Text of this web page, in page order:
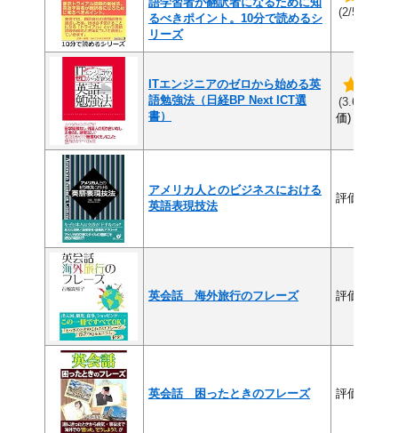
るべきポイント。10分で読めるシ
リーズ
(2/5)
ITエンジニアのゼロから始める英
語勉強法（日経BP Next ICT選
書）
(3.6/5)
価)
アメリカ人とのビジネスにおける
英語表現技法
評価なし
英会話 海外旅行のフレーズ 評価なし
英会話 困ったときのフレーズ 評価なし